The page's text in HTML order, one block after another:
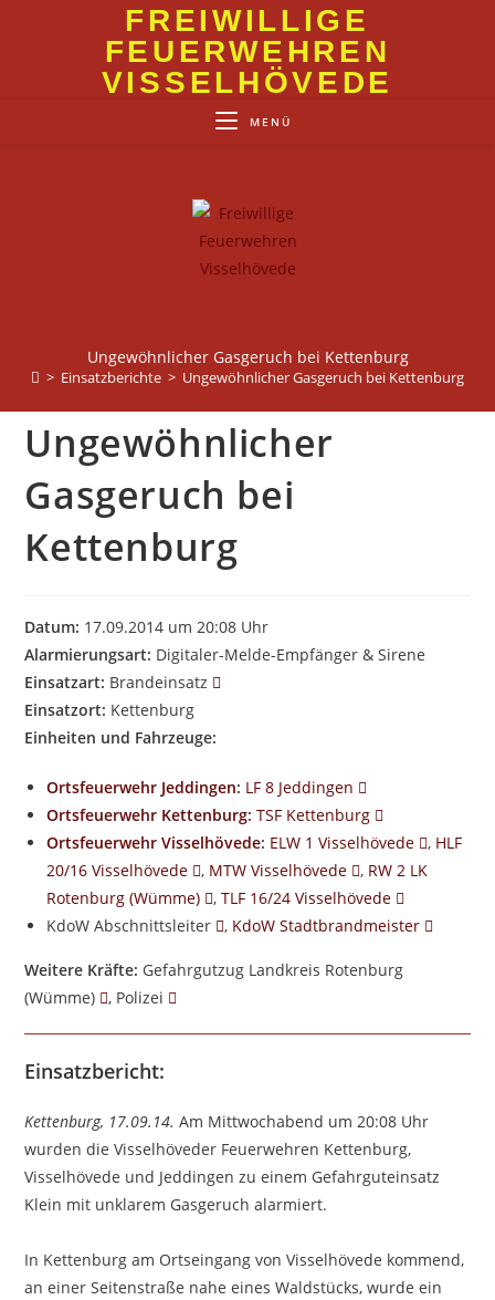
FREIWILLIGE
FEUERWEHREN
VISSELHÖVEDE
MENÜ
Ungewöhnlicher Gasgeruch bei Kettenburg
> Einsatzberichte > Ungewöhnlicher Gasgeruch bei Kettenburg
Ungewöhnlicher
Gasgeruch bei
Kettenburg
Datum: 17.09.2014 um 20:08 Uhr
Alarmierungsart: Digitaler-Melde-Empfänger & Sirene
Einsatzart: Brandeinsatz
Einsatzort: Kettenburg
Einheiten und Fahrzeuge:
Ortsfeuerwehr Jeddingen: LF 8 Jeddingen
Ortsfeuerwehr Kettenburg: TSF Kettenburg
Ortsfeuerwehr Visselhövede: ELW 1 Visselhövede , HLF
20/16 Visselhövede
, MTW Visselhövede , RW 2 LK
Rotenburg (Wümme)
,TLF 16/24 Visselhövede
KdoW Abschnittsleiter
, KdoW Stadtbrandmeister
Weitere Kräfte: Gefahrgutzug Landkreis Rotenburg
(Wümme)
, Polizei
Einsatzbericht:
Kettenburg, 17.09.14. Am Mittwochabend um 20:08 Uhr
wurden die Visselhöveder Feuerwehren Kettenburg,
Visselhövede und Jeddingen zu einem Gefahrguteinsatz
Klein mit unklarem Gasgeruch alarmiert.
In Kettenburg am Ortseingang von Visselhövede kommend,
an einer Seitenstraße nahe eines Waldstücks, wurde ein